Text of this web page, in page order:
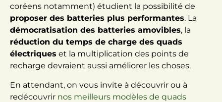
coréens notamment) étudient la possibilité de
proposer des batteries plus performantes. La
démocratisation des batteries amovibles, la
réduction du temps de charge des quads
électriques et la multiplication des points de
recharge devraient aussi améliorer les choses.
En attendant, on vous invite à découvrir ou à
redécouvrir nos meilleurs modèles de quads